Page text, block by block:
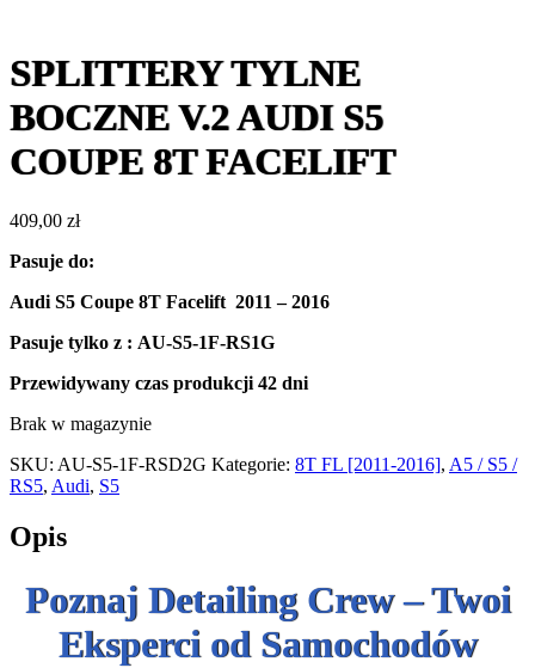
SPLITTERY TYLNE
BOCZNE V.2 AUDI S5
COUPE 8T FACELIFT
409,00 zł
Pasuje do:
Audi S5 Coupe 8T Facelift 2011 – 2016
Pasuje tylko z : AU-S5-1F-RS1G
Przewidywany czas produkcji 42 dni
Brak w magazynie
SKU: AU-S5-1F-RSD2G Kategorie: 8T FL [2011-2016], A5 / S5 /
RS5, Audi, S5
Opis
Poznaj Detailing Crew – Twoi
Eksperci od Samochodów